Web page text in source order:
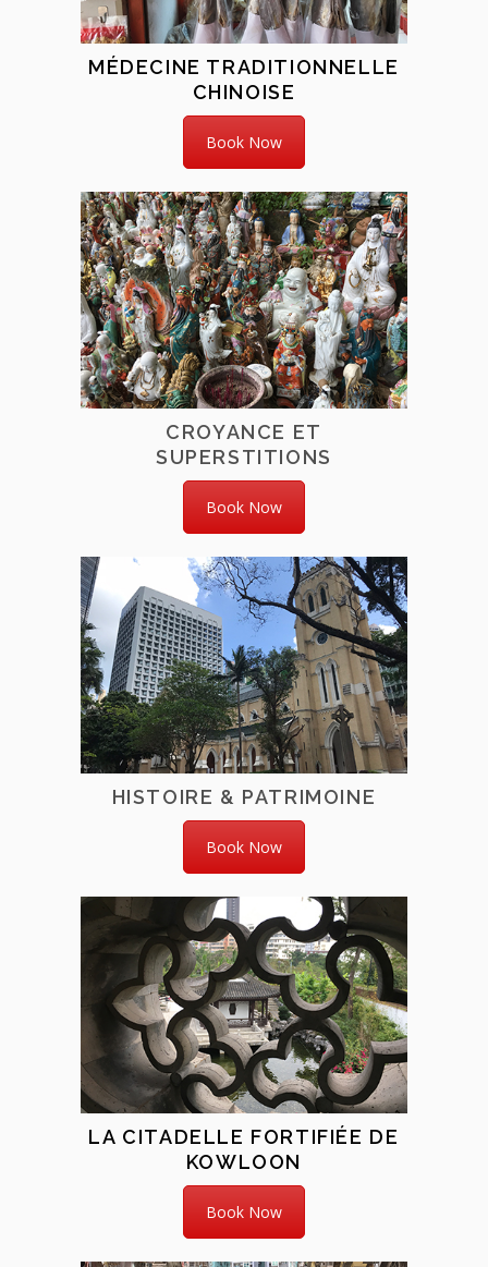
MÉDECINE TRADITIONNELLE
CHINOISE
Book Now
CROYANCE ET
SUPERSTITIONS
Book Now
HISTOIRE & PATRIMOINE
Book Now
LA CITADELLE FORTIFIÉE DE
KOWLOON
Book Now